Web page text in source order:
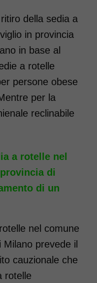
-
- Obesi
della sedia a
in provincia
in base al
a rotelle
persone obese
per la
reclinabile
a rotelle nel
di
di un
nel comune
Milano prevede il
cauzionale che
rotelle